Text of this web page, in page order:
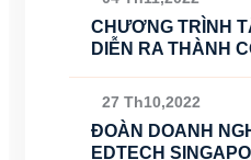
CHƯƠNG TRÌNH
DIỄN RA THÀNH
27 Th10,2022
ĐOÀN DOANH
EDTECH